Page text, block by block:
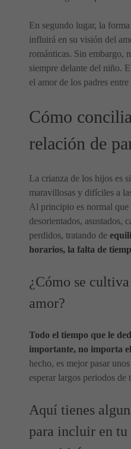
En segundo lugar, la
influirá en su visión del
románticas. Sin embargo,
siempre delante del niño.
el amor de los padres
Cómo
relación de
La crianza de los hijos es
maravillosas y difíciles a
Al principio es normal que
desorientados, asustados,
perdidos, tratando de
horarios, la falta de
¿Cómo se
amor?
Todo el tiempo que le
importante, no importa
hecho, es mejor pasar
esperar largos periodos de
Aquí tienes
para incluir en